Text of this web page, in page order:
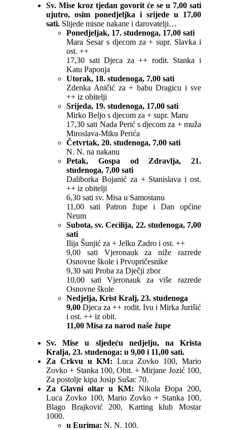
Sv. Mise kroz tjedan govorit će se u 7,00 sati
ujutro, osim ponedjeljka i srijede u 17,00
sati. Slijede misne nakane i darovatelji…
Ponedjeljak, 17. studenoga, 17,00 sati
Mara Sesar s djecom za + supr. Slavka i
ost. ++
17,30 sati Djeca za ++ rodit. Stanka i
Katu Paponja
Utorak, 18. studenoga, 7,00 sati
Zdenka Aničić za + babu Dragicu i sve
++ iz obitelji
Srijeda, 19. studenoga, 17,00 sati
Mirko Beljo s djecom za + supr. Maru
17,30 sati Nada Perić s djecom za + muža
Miroslava-Miku Perića
Četvrtak, 20. studenoga, 7,00 sati
N. N. na nakanu
Petak, Gospa od Zdravlja, 21.
studenoga, 7,00 sati
Daliborka Bojanić za + Stanislava i ost.
++ iz obitelji
6,30 sati sv. Misa u Samostanu
11,00 sati Patron župe i Dan općine
Neum
Subota, sv. Cecilija, 22. studenoga, 7,00
sati
Ilija Šunjić za + Jelku Zadro i ost. ++
9,00 sati Vjeronauk za niže razrede
Osnovne škole i Prvopričesnike
9,30 sati Proba za Dječji zbor
10,00 sati Vjeronauk za više razrede
Osnovne škole
Nedjelja, Krist Kralj, 23. studenoga
9,00 Djeca za ++ rodit. Ivu i Mirka Jurišić
i ost. ++ iz obit.
11,00 Misa za narod naše župe
Sv. Mise u sljedeću nedjelju, na Krista
Kralja, 23. studenoga: u 9,00 i 11,00 sati.
Za Crkvu u KM: Luca Zovko 100, Mario
Zovko + Stanka 100, Obit. + Mirjane Jozić 100,
Za postolje kipa Josip Sušac 70.
Za Glavni oltar u KM: Nikola Đopa 200,
Luca Zovko 100, Mario Zovko + Stanka 100,
Blago Brajković 200, Karting klub Mostar
1000.
u Eurima: N. N. 100.